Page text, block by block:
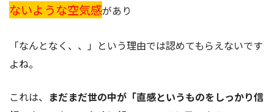
ないような空気感があり
「なんとなく、、」という理由では認めてもらえないです
よね。
これは、 まだまだ世の中が「直感というものをしっかり信